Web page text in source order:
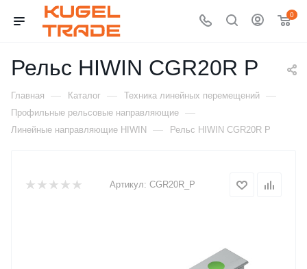
0
Рельс HIWIN CGR20R P
Главная — Каталог — Техника линейных перемещений —
Профильные рельсовые направляющие —
Линейные направляющие HIWIN — Рельс HIWIN CGR20R P
Артикул: CGR20R_P